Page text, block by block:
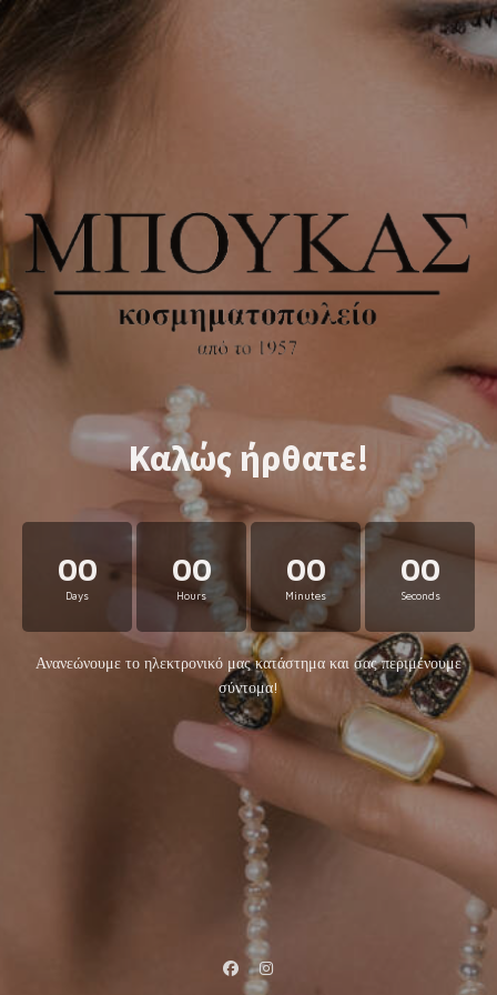
Καλώς ήρθατε!
00
Days
00
Hours
00
Minutes
00
Seconds
Ανανεώνουμε το ηλεκτρονικό μας κατάστημα και σας περιμένουμε
σύντομα!